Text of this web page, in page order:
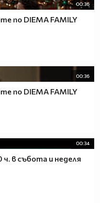
00:36
по DIEMA FAMILY
00:36
по DIEMA FAMILY
00:34
в събота и неделя